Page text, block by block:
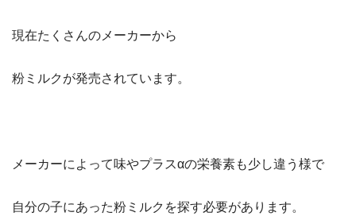
現在たくさんのメーカーから
粉ミルクが発売されています。
メーカーによって味やプラスαの栄養素も少し違う様で
自分の子にあった粉ミルクを探す必要があります。